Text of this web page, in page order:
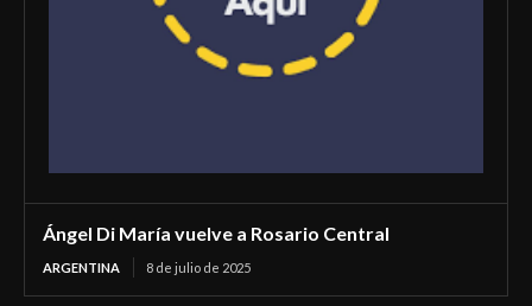
Ángel Di María vuelve a Rosario Central
ARGENTINA 8 de julio de 2025